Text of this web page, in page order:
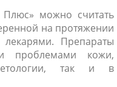
можно считать
на протяжении
Препараты
проблемами кожи,
так и в